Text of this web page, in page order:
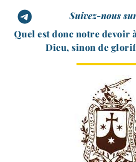
Suivez-nous
Quel est donc notre devoir
Dieu, sinon de